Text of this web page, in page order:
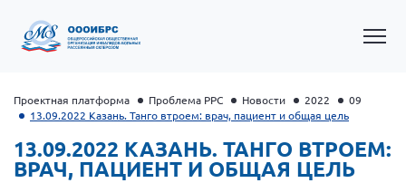
Проектная платформа Проблема РРС Новости 2022
09
13.09.2022 Казань. Танго втроем: врач, пациент и общая цель
13.09.2022 КАЗАНЬ. ТАНГО ВТРОЕМ:
ВРАЧ, ПАЦИЕНТ И ОБЩАЯ ЦЕЛЬ